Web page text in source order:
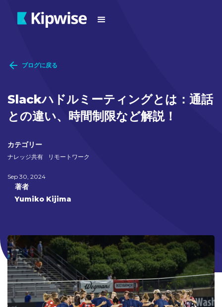
ブログに戻る
Slackハドルミーティングとは：通話
との違い、時間制限など解説！
カテゴリー
ナレッジ共有 リモートワーク
Sep 30, 2024
著者
Yumiko Kijima